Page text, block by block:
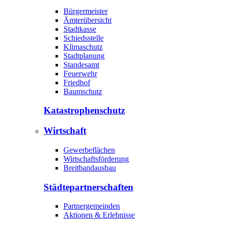
Bürgermeister
Ämterübersicht
Stadtkasse
Schiedsstelle
Klimaschutz
Stadtplanung
Standesamt
Feuerwehr
Friedhof
Baumschutz
Katastrophen­schutz
Wirtschaft
Gewerbeflächen
Wirtschaftsförderung
Breitbandausbau
Städte­partnerschaften
Partnergemeinden
Aktionen & Erlebnisse